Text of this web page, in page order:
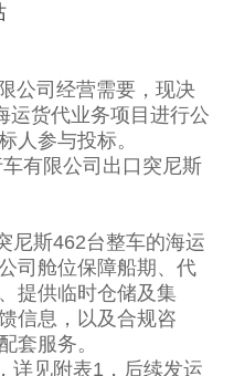
司经营需要，现决
运货代业务项目进行公
人参与投标。
有限公司出口突尼斯
斯462台整车的海运
司舱位保障船期、代
提供临时仓储及集
信息，以及合规咨
套服务。
见附表1，后续发运